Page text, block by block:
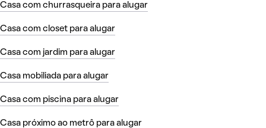
Casa com churrasqueira para alugar
Casa com closet para alugar
Casa com jardim para alugar
Casa mobiliada para alugar
Casa com piscina para alugar
Casa próximo ao metrô para alugar